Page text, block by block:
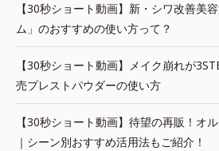
【30秒ショート動画】新・シワ改善美
ム」のおすすめの使い方って？
【30秒ショート動画】メイク崩れが
売プレストパウダーの使い方
【30秒ショート動画】待望の再販！オ
｜シーン別おすすめ活用法もご紹介！